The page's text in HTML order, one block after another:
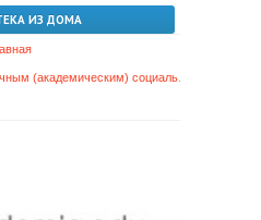
ИЗ ДОМА